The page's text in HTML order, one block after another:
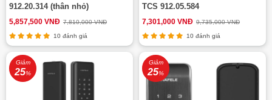
912.20.314 (thân nhỏ)
5,857,500 VNĐ 7,810,000 VNĐ
10 đánh giá
TCS 912.05.584
7,301,000 VNĐ 9,735,000 VNĐ
10 đánh giá
Giảm
25%
Giảm
25%